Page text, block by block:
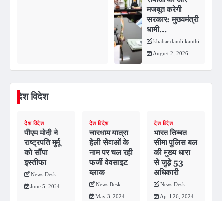
मजबूत करेगी
सरकार: मुख्यमंत्री
धामी…
khabar dandi kanthi
August 2, 2026
देश विदेश
देश विदेश
पीएम मोदी ने
राष्ट्रपति मुर्मू
को सौंपा
इस्तीफा
News Desk
June 5, 2024
देश विदेश
चारधाम यात्रा
हेली सेवाओं के
नाम पर चल रही
फर्जी वेवसाइट
ब्लाक
News Desk
May 3, 2024
देश विदेश
भारत तिब्बत
सीमा पुलिस बल
की मुख्य धारा
से जुड़े़ 53
अधिकारी
News Desk
April 26, 2024